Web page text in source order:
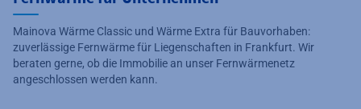
Mainova Wärme Classic und Wärme Extra für Bauvorhaben:
zuverlässige Fernwärme für Liegenschaften in Frankfurt. Wir
beraten gerne, ob die Immobilie an unser Fernwärmenetz
angeschlossen werden kann.